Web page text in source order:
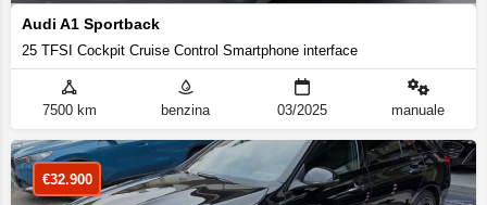
Audi A1 Sportback
25 TFSI Cockpit Cruise Control Smartphone interface
7500 km benzina 03/2025 manuale
€32.900